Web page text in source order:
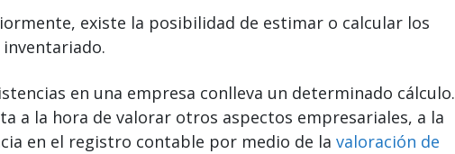
existe la posibilidad de estimar o calcular los
en una empresa conlleva un determinado cálculo.
a la hora de valorar otros aspectos empresariales, a la
en el registro contable por medio de la valoración de